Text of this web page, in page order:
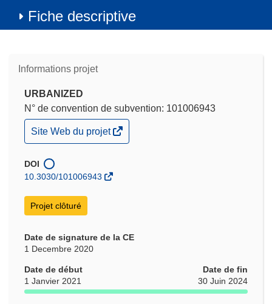
Fiche descriptive
Informations projet
URBANIZED
N° de convention de subvention: 101006943
(s’ouvre
dans
nouvelle
fenêtre)
Site Web du projet
DOI
10.3030/101006943
Projet clôturé
Date de signature de la CE
1 Decembre 2020
Date de début
1 Janvier 2021
Date de fin
30 Juin 2024